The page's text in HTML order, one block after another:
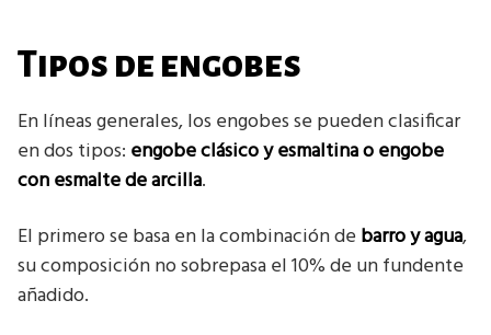
Tipos de engobes
En líneas generales, los engobes se pueden clasificar
en dos tipos: engobe clásico y esmaltina o engobe
con esmalte de arcilla.
El primero se basa en la combinación de barro y agua,
su composición no sobrepasa el 10% de un fundente
añadido.